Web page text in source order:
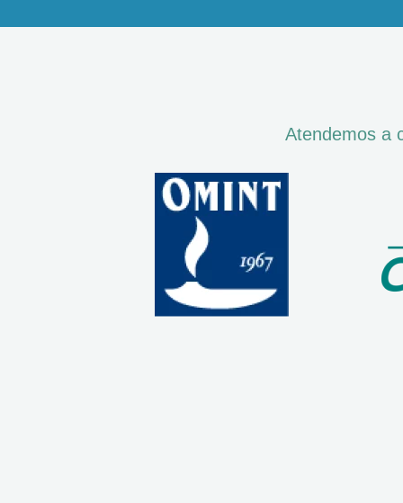
Atendemos a